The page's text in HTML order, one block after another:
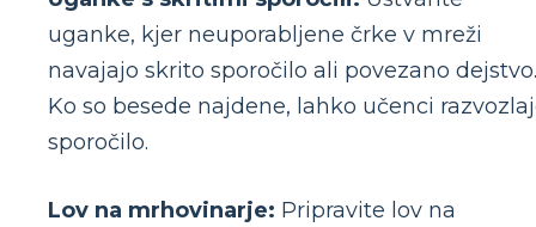
uganke, kjer neuporabljene črke v mreži
navajajo skrito sporočilo ali povezano dejstvo.
Ko so besede najdene, lahko učenci
sporočilo.
Lov na mrhovinarje: Pripravite lov na